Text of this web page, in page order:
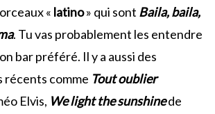
« latino» qui sont Baila, baila,
. Tu vas probablement les entendre
bar préféré. Il y a aussi des
récents comme Tout oublier
Elvis, We light the sunshinede